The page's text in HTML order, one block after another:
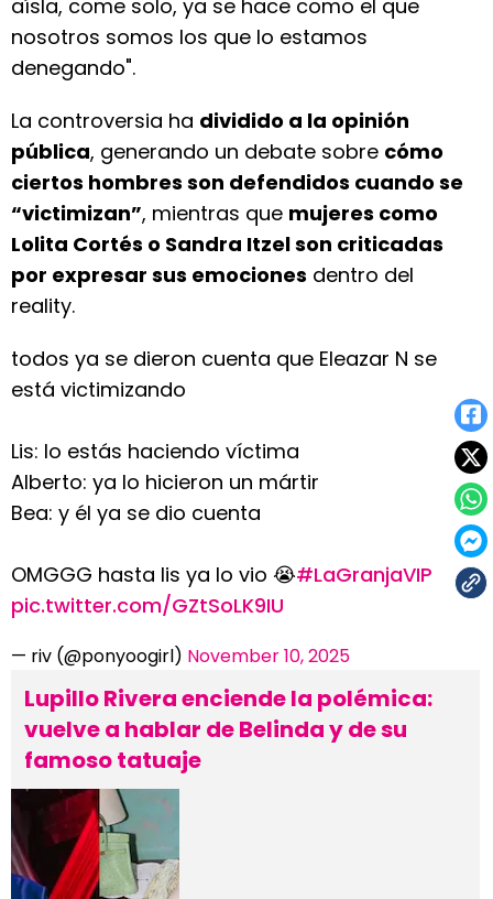
aísla, come solo, ya se hace como el que
nosotros somos los que lo estamos
denegando".
La controversia ha dividido a la opinión
pública, generando un debate sobre cómo
ciertos hombres son defendidos cuando se
“victimizan”, mientras que mujeres como
Lolita Cortés o Sandra Itzel son criticadas
por expresar sus emociones dentro del
reality.
todos ya se dieron cuenta que Eleazar N se
está victimizando
Lis: lo estás haciendo víctima
Alberto: ya lo hicieron un mártir
Bea: y él ya se dio cuenta
OMGGG hasta lis ya lo vio 😭#LaGranjaVIP
pic.twitter.com/GZtSoLK9IU
— riv (@ponyoogirl) November 10, 2025
Lupillo Rivera enciende la polémica:
vuelve a hablar de Belinda y de su
famoso tatuaje